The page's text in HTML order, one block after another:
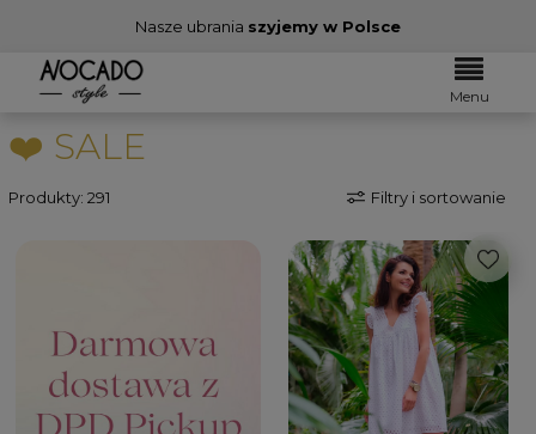
Nasze ubrania szyjemy w Polsce
Menu
❤️ SALE
Produkty: 291 Filtry i sortowanie